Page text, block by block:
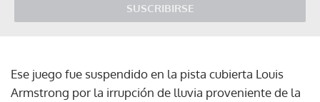
SUSCRIBIRSE
Ese juego fue suspendido en la pista cubierta Louis
Armstrong por la irrupción de lluvia proveniente de la